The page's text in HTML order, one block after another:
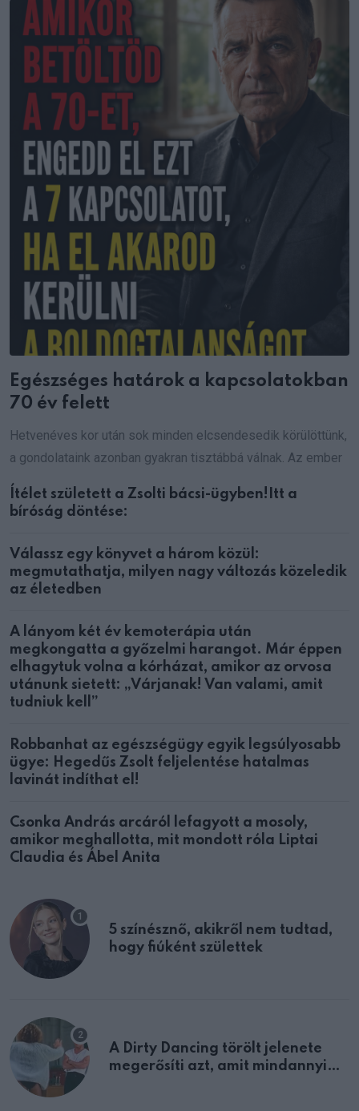
Egészséges határok a kapcsolatokban
70 év felett
Hetvenéves kor után sok minden elcsendesedik körülöttünk,
a gondolataink azonban gyakran tisztábbá válnak. Az ember
Ítélet született a Zsolti bácsi-ügyben!Itt a
bíróság döntése:
Válassz egy könyvet a három közül:
megmutathatja, milyen nagy változás közeledik
az életedben
A lányom két év kemoterápia után
megkongatta a győzelmi harangot. Már éppen
elhagytuk volna a kórházat, amikor az orvosa
utánunk sietett: „Várjanak! Van valami, amit
tudniuk kell”
Robbanhat az egészségügy egyik legsúlyosabb
ügye: Hegedűs Zsolt feljelentése hatalmas
lavinát indíthat el!
Csonka András arcáról lefagyott a mosoly,
amikor meghallotta, mit mondott róla Liptai
Claudia és Ábel Anita
5 színésznő, akikről nem tudtad,
hogy fiúként születtek
A Dirty Dancing törölt jelenete
megerősíti azt, amit mindannyian